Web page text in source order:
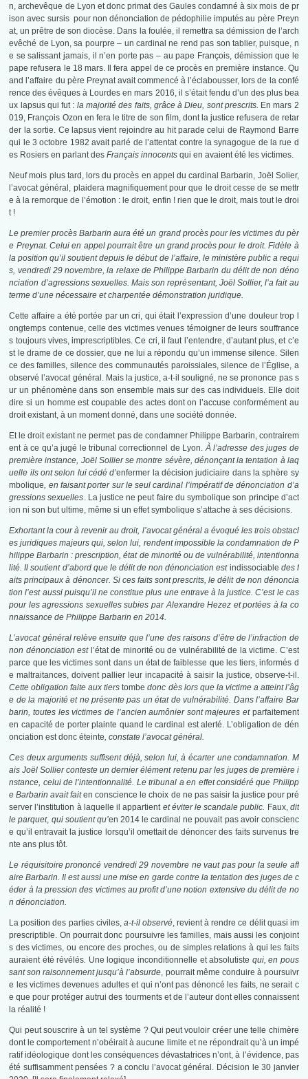
n, archevêque de Lyon et donc primat des Gaules condamné à six mois de pr
ison avec sursis pour non dénonciation de pédophilie imputés au père Preyn
at, un prêtre de son diocèse. Dans la foulée, il remettra sa démission de l’arch
evêché de Lyon, sa pourpre – un cardinal ne rend pas son tablier, puisque, n
e se salissant jamais, il n’en porte pas – au pape François, démission que le
pape refusera le 18 mars. Il fera appel de ce procès en première instance. Qu
and l’affaire du père Preynat avait commencé à l’éclabousser, lors de la confé
rence des évêques à Lourdes en mars 2016, il s’était fendu d’un des plus bea
ux lapsus qui fut : la majorité des faits, grâce à Dieu, sont prescrits. En mars 2
019, François Ozon en fera le titre de son film, dont la justice refusera de retar
der la sortie. Ce lapsus vient rejoindre au hit parade celui de Raymond Barre
qui le 3 octobre 1982 avait parlé de l’attentat contre la synagogue de la rue d
es Rosiers en parlant desFrançais innocents qui en avaient été les victimes.
Neuf mois plus tard, lors du procès en appel du cardinal Barbarin, Joël Solier,
l’avocat général, plaidera magnifiquement pour que le droit cesse de se mettr
e à la remorque de l’émotion : le droit, enfin ! rien que le droit, mais tout le droi
t !
Le premier procès Barbarin aura été un grand procès pour les victimes du pèr
e Preynat. Celui en appel pourrait être un grand procès pour le droit. Fidèle à
la position qu’il soutient depuis le début de l’affaire, le ministère public a requi
s, vendredi 29 novembre, la relaxe de Philippe Barbarin du délit de non déno
nciation d’agressions sexuelles. Mais son représentant, Joël Sollier, l’a fait au
terme d’une nécessaire et charpentée démonstration juridique.
Cette affaire a été portée par un cri, qui était l’expression d’une douleur trop l
ongtemps contenue, celle des victimes venues témoigner de leurs souffrance
s toujours vives, imprescriptibles. Ce cri, il faut l’entendre, d’autant plus, et c’e
st le drame de ce dossier, que ne lui a répondu qu’un immense silence. Silen
ce des familles, silence des communautés paroissiales, silence de l’Église, a
observé l’avocat général. Mais la justice, a-t-il souligné, ne se prononce pas s
ur un phénomène dans son ensemble mais sur des cas individuels. Elle doit
dire si un homme est coupable des actes dont on l’accuse conformément au
droit existant, à un moment donné, dans une société donnée.
Et le droit existant ne permet pas de condamner Philippe Barbarin, contrairem
ent à ce qu’a jugé le tribunal correctionnel de Lyon.À l’adresse des juges de
première instance, Joël Sollier se montre sévère, dénonçant la tentation à laq
uelle ils ont selon lui cédé d’enfermer la décision judiciaire dans la sphère sy
mbolique, en faisant porter sur le seul cardinal l’impératif de dénonciation d’a
gressions sexuelles. La justice ne peut faire du symbolique son principe d’act
ion ni son but ultime, même si un effet symbolique s’attache à ses décisions.
Exhortant la cour à revenir au droit, l’avocat général a évoqué les trois obstacl
es juridiques majeurs qui, selon lui, rendent impossible la condamnation de P
hilippe Barbarin : prescription, état de minorité ou de vulnérabilité, intentionna
lité. Il soutient d’abord que le délit de non dénonciation est indissociable des f
aits principaux à dénoncer. Si ces faits sont prescrits, le délit de non dénoncia
tion l’est aussi puisqu’il ne constitue plus une entrave à la justice. C’est le cas
pour les agressions sexuelles subies par Alexandre Hezez et portées à la co
nnaissance de Philippe Barbarin en 2014.
L’avocat général relève ensuite que l’une des raisons d’être de l’infraction de
non dénonciation est l’état de minorité ou de vulnérabilité de la victime. C’est
parce que les victimes sont dans un état de faiblesse que les tiers, informés d
e maltraitances, doivent pallier leur incapacité à saisir la justice, observe-t-il.
Cette obligation faite aux tiers tombedonc dès lors que la victime a atteint l’âg
e de la majorité et ne présente pas un état de vulnérabilité. Dans l’affaire Bar
barin, toutes les victimes de l’ancien aumônier sont majeures et parfaitement
en capacité de porter plainte quand le cardinal est alerté. L’obligation de dén
onciation est donc éteinte, constate l’avocat général.
Ces deux arguments suffisent déjà, selon lui, à écarter une condamnation. M
ais Joël Sollier conteste un dernier élément retenu par les juges de première i
nstance, celui de l’intentionnalité. Le tribunal a en effet considéré que Philipp
e Barbarin avait faiten conscience le choix de ne pas saisir la justice pour pré
server l’institution à laquelle il appartient et éviter le scandale public. Faux, dit
le parquet, qui soutient qu’en 2014 le cardinal ne pouvait pas avoir conscienc
e qu’il entravait la justice lorsqu’il omettait de dénoncer des faits survenus tre
nte ans plus tôt.
Le réquisitoire prononcé vendredi 29 novembre ne vaut pas pour la seule aff
aire Barbarin. Il est aussi une mise en garde contre la tentation des juges de c
éder à la pression des victimes au profit d’une notion extensive du délit de no
n dénonciation.
La position des parties civiles,a-t-il observé, revient à rendre ce délit quasi im
prescriptible. On pourrait donc poursuivre les familles, mais aussi les conjoint
s des victimes, ou encore des proches, ou de simples relations à qui les faits
auraient été révélés. Une logique inconditionnelle et absolutiste qui, en pous
sant son raisonnement jusqu’à l’absurde, pourrait même conduire à poursuivr
e les victimes devenues adultes et qui n’ont pas dénoncé les faits, ne serait c
e que pour protéger autrui des tourments et de l’auteur dont elles connaissent
la réalité !
Qui peut souscrire à un tel système ? Qui peut vouloir créer une telle chimère
dont le comportement n’obéirait à aucune limite et ne répondrait qu’à un impé
ratif idéologique dont les conséquences dévastatrices n’ont, à l’évidence, pas
été suffisamment pensées ? a conclu l’avocat général. Décision le 30 janvier